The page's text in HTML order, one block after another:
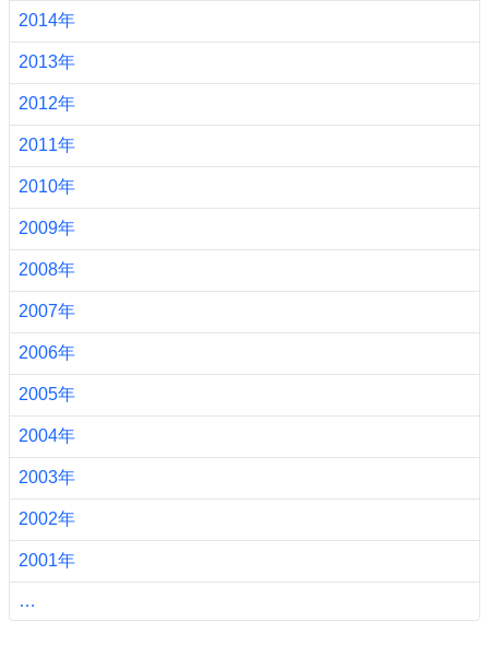
2014年
2013年
2012年
2011年
2010年
2009年
2008年
2007年
2006年
2005年
2004年
2003年
2002年
2001年
…